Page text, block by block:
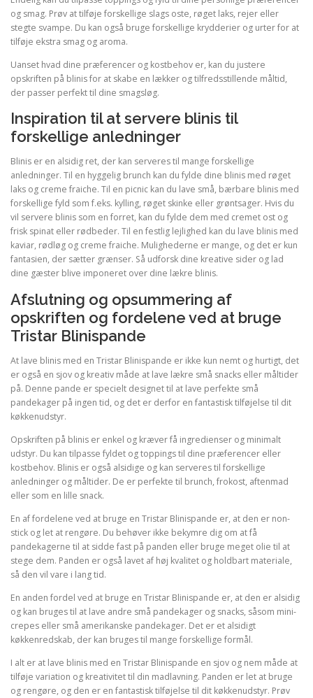
og smag. Prøv at tilføje forskellige slags oste, røget laks, rejer eller
stegte svampe. Du kan også bruge forskellige krydderier og urter for at
tilføje ekstra smag og aroma.
Uanset hvad dine præferencer og kostbehov er, kan du justere
opskriften på blinis for at skabe en lækker og tilfredsstillende måltid,
der passer perfekt til dine smagsløg.
Inspiration til at servere blinis til
forskellige anledninger
Blinis er en alsidig ret, der kan serveres til mange forskellige
anledninger. Til en hyggelig brunch kan du fylde dine blinis med røget
laks og creme fraiche. Til en picnic kan du lave små, bærbare blinis med
forskellige fyld som f.eks. kylling, røget skinke eller grøntsager. Hvis du
vil servere blinis som en forret, kan du fylde dem med cremet ost og
frisk spinat eller rødbeder. Til en festlig lejlighed kan du lave blinis med
kaviar, rødløg og creme fraiche. Mulighederne er mange, og det er kun
fantasien, der sætter grænser. Så udforsk dine kreative sider og lad
dine gæster blive imponeret over dine lækre blinis.
Afslutning og opsummering af
opskriften og fordelene ved at bruge
Tristar Blinispande
At lave blinis med en Tristar Blinispande er ikke kun nemt og hurtigt, det
er også en sjov og kreativ måde at lave lækre små snacks eller måltider
på. Denne pande er specielt designet til at lave perfekte små
pandekager på ingen tid, og det er derfor en fantastisk tilføjelse til dit
køkkenudstyr.
Opskriften på blinis er enkel og kræver få ingredienser og minimalt
udstyr. Du kan tilpasse fyldet og toppings til dine præferencer eller
kostbehov. Blinis er også alsidige og kan serveres til forskellige
anledninger og måltider. De er perfekte til brunch, frokost, aftenmad
eller som en lille snack.
En af fordelene ved at bruge en Tristar Blinispande er, at den er non-
stick og let at rengøre. Du behøver ikke bekymre dig om at få
pandekagerne til at sidde fast på panden eller bruge meget olie til at
stege dem. Panden er også lavet af høj kvalitet og holdbart materiale,
så den vil vare i lang tid.
En anden fordel ved at bruge en Tristar Blinispande er, at den er alsidig
og kan bruges til at lave andre små pandekager og snacks, såsom mini-
crepes eller små amerikanske pandekager. Det er et alsidigt
køkkenredskab, der kan bruges til mange forskellige formål.
I alt er at lave blinis med en Tristar Blinispande en sjov og nem måde at
tilføje variation og kreativitet til din madlavning. Panden er let at bruge
og rengøre, og den er en fantastisk tilføjelse til dit køkkenudstyr. Prøv